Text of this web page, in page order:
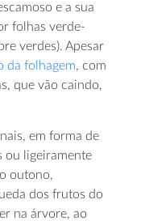
e a sua
folhas verde-
verdes). Apesar
da folhagem, com
que vão caindo,
em forma de
ou ligeiramente
outono,
dos frutos do
na árvore, ao